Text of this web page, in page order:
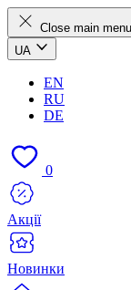
Close main menu
UA
EN
RU
DE
0
Акції
Новинки